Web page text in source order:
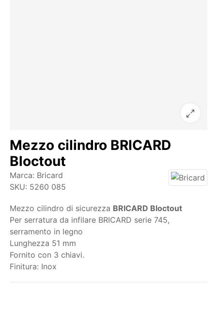
Mezzo cilindro BRICARD
Bloctout
Marca: Bricard
SKU: 5260 085
Mezzo cilindro di sicurezza BRICARD Bloctout
Per serratura da infilare BRICARD serie 745,
serramento in legno
Lunghezza 51 mm
Fornito con 3 chiavi.
Finitura: Inox